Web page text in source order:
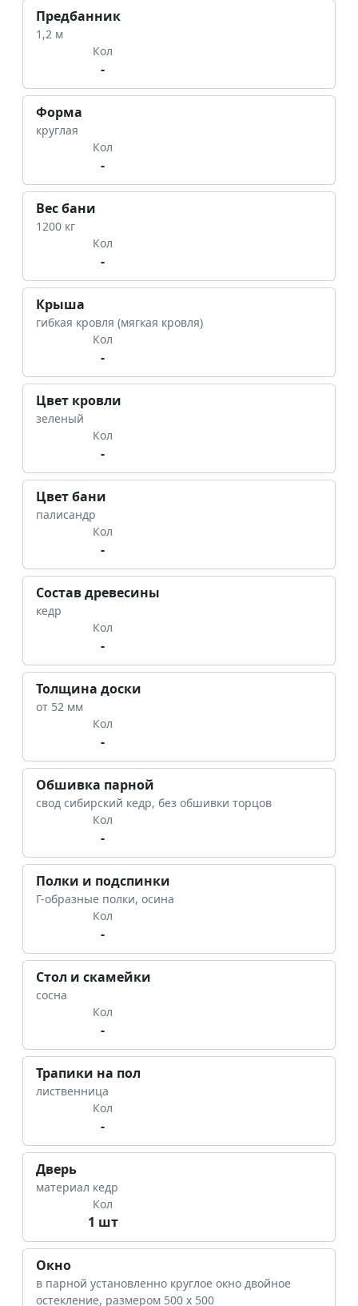
Предбанник
1,2 м
Кол
-
Форма
круглая
Кол
-
Вес бани
1200 кг
Кол
-
Крыша
гибкая кровля (мягкая кровля)
Кол
-
Цвет кровли
зеленый
Кол
-
Цвет бани
палисандр
Кол
-
Состав древесины
кедр
Кол
-
Толщина доски
от 52 мм
Кол
-
Обшивка парной
свод сибирский кедр, без обшивки торцов
Кол
-
Полки и подспинки
Г-образные полки, осина
Кол
-
Стол и скамейки
сосна
Кол
-
Трапики на пол
лиственница
Кол
-
Дверь
материал кедр
Кол
1 шт
Окно
в парной установленно круглое окно двойное
остекление, размером 500 х 500